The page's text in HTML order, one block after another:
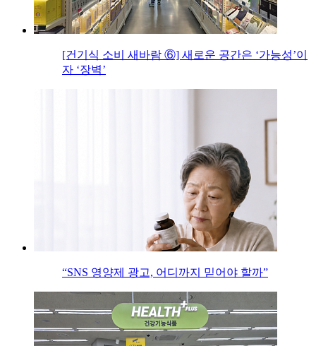
[건기식 소비 새바람 ⑥] 새로운 공간은 ‘가능성’이
자 ‘장벽’
“SNS 영양제 광고, 어디까지 믿어야 할까”